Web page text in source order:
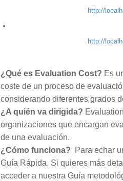
http://
http://
¿Qué es Evaluation Cost? Es
coste de un proceso de
considerando diferentes grados
¿A quién va dirigida?
organizaciones que encargan
de una evaluación.
¿Cómo funciona? Para echar
Guía Rápida. Si quieres más
acceder a nuestra Guía